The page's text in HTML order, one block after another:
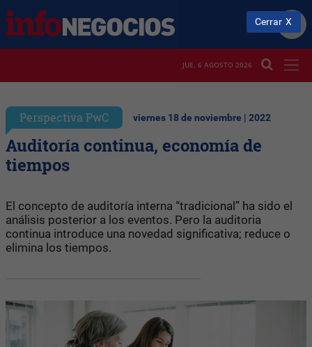
JUE. 6 AGOSTO 2026
Perspectiva PwC viernes 18 de noviembre | 2022
Auditoría continua, economía de
tiempos
El concepto de auditoría interna “tradicional” ha sido el
análisis posterior a los eventos. Pero la auditoria
continua introduce una novedad significativa; reduce o
elimina los tiempos.
Cerrar